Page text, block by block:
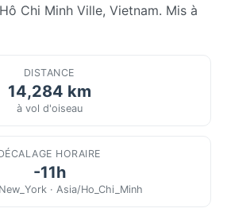
Chi Minh Ville, Vietnam. Mis à
DISTANCE
14,284 km
à vol d'oiseau
HORAIRE
-11h
· Asia/Ho_Chi_Minh